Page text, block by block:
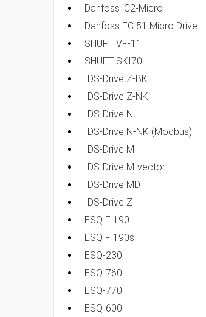
Danfoss iC2-Micro
Danfoss FC 51 Micro Drive
SHUFT VF-11
SHUFT SKI70
IDS-Drive Z-BK
IDS-Drive Z-NK
IDS-Drive N
IDS-Drive N-NK (Modbus)
IDS-Drive M
IDS-Drive M-vector
IDS-Drive MD
IDS-Drive Z
ESQ F 190
ESQ F 190s
ESQ-230
ESQ-760
ESQ-770
ESQ-600